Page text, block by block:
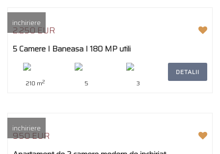
inchiriere
2.250 EUR
5 Camere I Baneasa I 180 MP utili
210 m2 5 3
DETALII
inchiriere
950 EUR